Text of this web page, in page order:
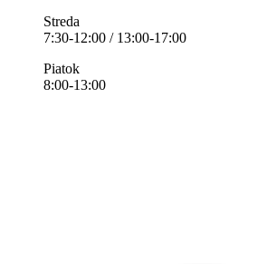
Streda
7:30-12:00 / 13:00-17:00
Piatok
8:00-13:00